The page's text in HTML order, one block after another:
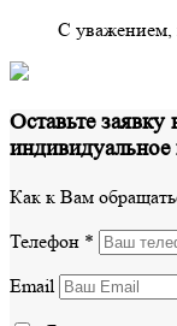
С уважением,
Оставьте
Как к Вам
Телефон *
Email